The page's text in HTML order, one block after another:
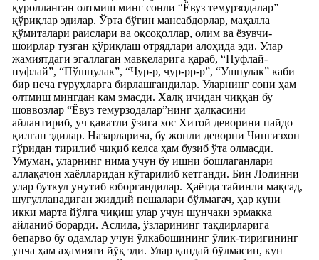
қуролланган олтмиш минг сонли “Ёвуз темурзодалар”
қўриқлар эдилар. Ўрта бўғин мансабдорлар, маҳалла
қўмиталари раислари ва оқсоқоллар, олим ва ёзувчи-
шоирлар тузган қўриқлаш отрядлари алоҳида эди. Улар
жамиятдаги эгаллаган мавқеларига қараб, “Пуфлай-
пуфлай”, “Пўшпулак”, “Чур-р, чур-рр-р”, “Ушпулак” каби
бир неча гуруҳларга бирлашгандилар. Уларнинг сони ҳам
олтмиш мингдан кам эмасди. Халқ ичидан чиққан бу
шоввозлар “Ёвуз темурзодалар”нинг ҳалқасини
айлантириб, уч қаватли ўзига хос Хитой деворини пайдо
қилган эдилар. Назарларича, бу жонли деворни Чингизхон
гўридан тирилиб чиқиб келса ҳам бузиб ўта олмасди.
Умуман, уларнинг нима учун бу ишни бошлаганлари
аллақачон хаёлларидан кўтарилиб кетганди. Бин Лодинни
улар буткул унутиб юборгандилар. Ҳаётда тайинли мақсад,
шуғулланадиган жиддий пешалари бўлмагач, ҳар куни
икки марта йўлга чиқиш улар учун шунчаки эрмакка
айланиб борарди. Аслида, ўзларининг тақдирларига
бепарво бу одамлар учун ўлкабошининг ўлик-тиригининг
унча ҳам аҳамияти йўқ эди. Улар қандай бўлмасин, кун